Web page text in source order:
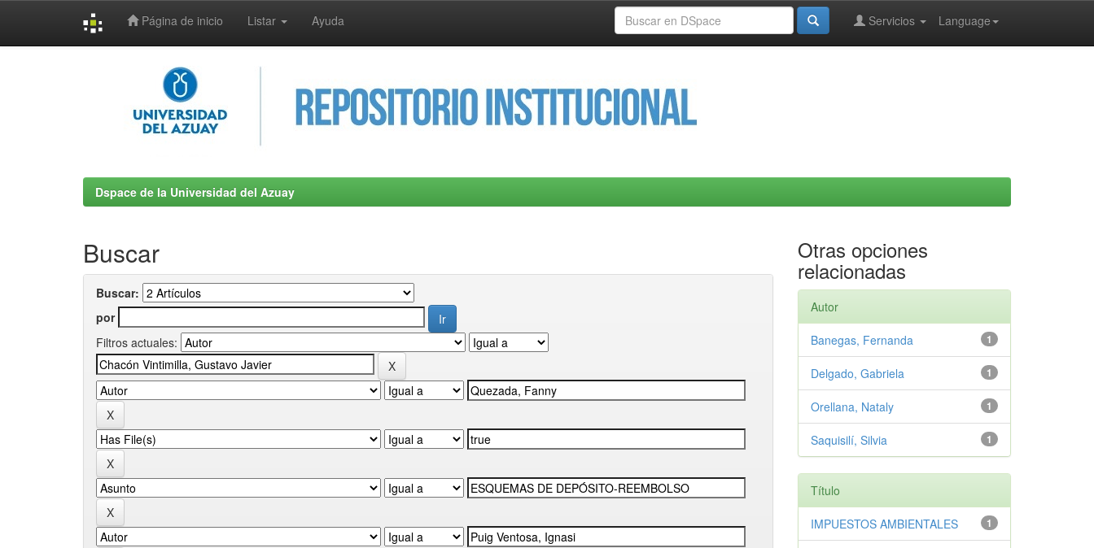
Página de inicio Listar Ayuda Language
Servicios
Dspace de la Universidad del Azuay
Buscar
Buscar:
por
Filtros actuales:
Otras opciones
relacionadas
Autor
1
Banegas, Fernanda
1
Delgado, Gabriela
1
Orellana, Nataly
1
Saquisilí, Silvia
Título
1
IMPUESTOS AMBIENTALES